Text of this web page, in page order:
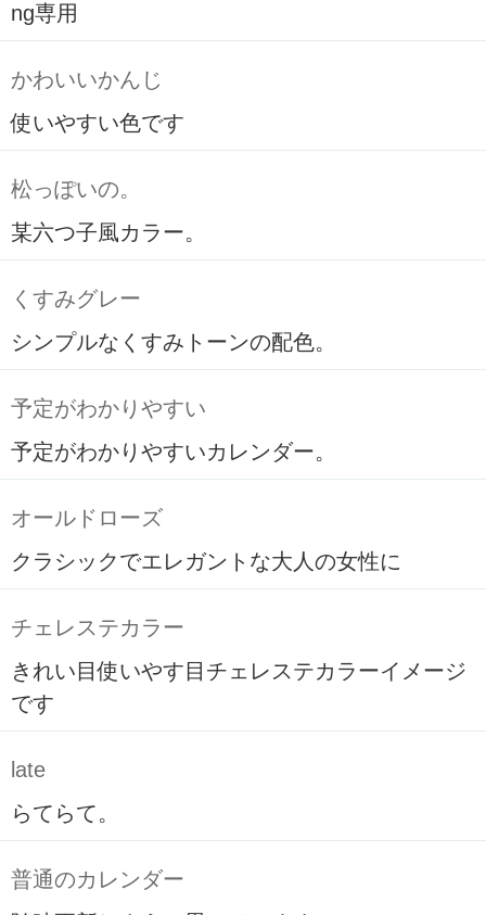
ng専用
かわいいかんじ
使いやすい色です
松っぽいの。
某六つ子風カラー。
くすみグレー
シンプルなくすみトーンの配色。
予定がわかりやすい
予定がわかりやすいカレンダー。
オールドローズ
クラシックでエレガントな大人の女性に
チェレステカラー
きれい目使いやす目チェレステカラーイメージ
です
late
らてらて。
普通のカレンダー